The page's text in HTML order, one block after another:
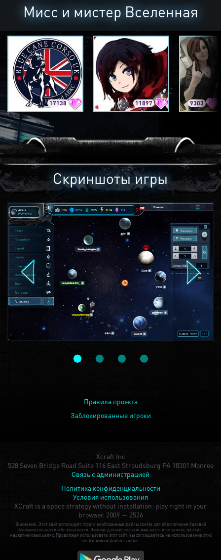
Мисс и мистер Вселенная
17138 11897 9303
Скриншоты игры
Правила проекта
Заблокированные игроки
Xcraft Inc
528 Seven Bridge Road Suite 116 East Stroudsburg PA 18301 Monroe
Связь с администрацией
Политика конфиденциальности
Условия использования
XCraft is a space strategy without installation: play right in your
browser. 2009 — 2526
Внимание: Этот сайт использует строго необходимые файлы cookie для обеспечения базовой
функциональности и безопасности. Личные данные не отслеживаются и не используются в
маркетинговых целях. Продолжая использовать этот сайт, вы соглашаетесь на использование этих
необходимых файлов cookie.